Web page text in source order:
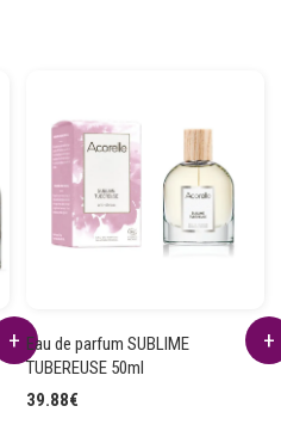
Eau de parfum SUBLIME
TUBEREUSE 50ml
39.88€